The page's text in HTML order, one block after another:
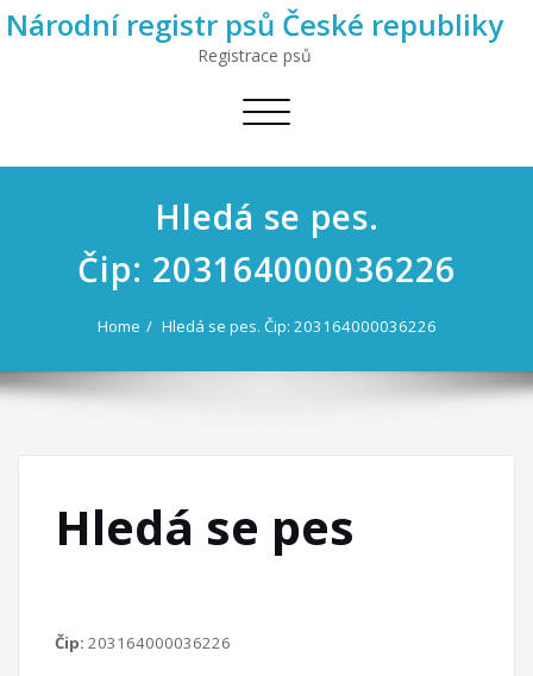
Národní registr psů České republiky
Registrace psů
Toggle
Hledá se pes.
Čip: 203164000036226
Home Hledá se pes. Čip: 203164000036226
Hledá se pes
Čip: 203164000036226